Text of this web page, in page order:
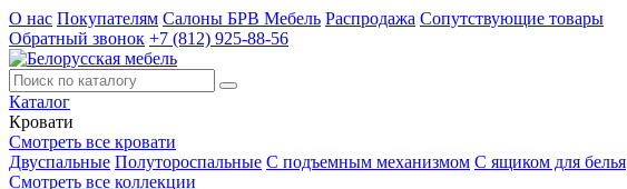
О нас Покупателям Салоны БРВ Мебель Распродажа Сопутствующие товары
Обратный звонок +7 (812) 925-88-56
Каталог
Кровати
Смотреть все кровати
Двуспальные Полутороспальные С подъемным механизмом С ящиком для белья
Смотреть все коллекции